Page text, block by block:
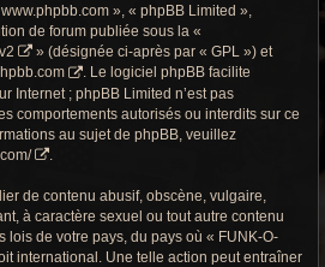
o
», « phpBB Limited »,
de forum publiée sous la «
» (désignée ci-après par « GPL ») et
. Le logiciel phpBB facilite
Internet ; phpBB Limited n’est pas
comportements autorisés ou interdits sur ce
au sujet de phpBB, veuillez
de contenu abusif, obscène, vulgaire,
à caractère sexuel ou tout autre contenu
lois de votre pays, du pays où « FUNK-O-
international. Une telle action peut entraîner